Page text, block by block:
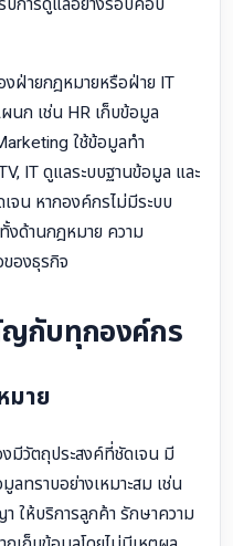
บการดูแลอย่างรอบคอบ
งฝ่ายกฎหมายหรือฝ่าย IT
นก เช่น HR เก็บข้อมูล
ใช้ข้อมูลทำ
IT ดูแลระบบฐานข้อมูล และ
จน หากองค์กรไม่มีระบบ
งด้านกฎหมาย ความ
ของธุรกิจ
ญกับทุกองค์กร
มาย
มีวัตถุประสงค์ที่ชัดเจน มี
ลทราบอย่างเหมาะสม เช่น
ให้บริการลูกค้า รักษาความ